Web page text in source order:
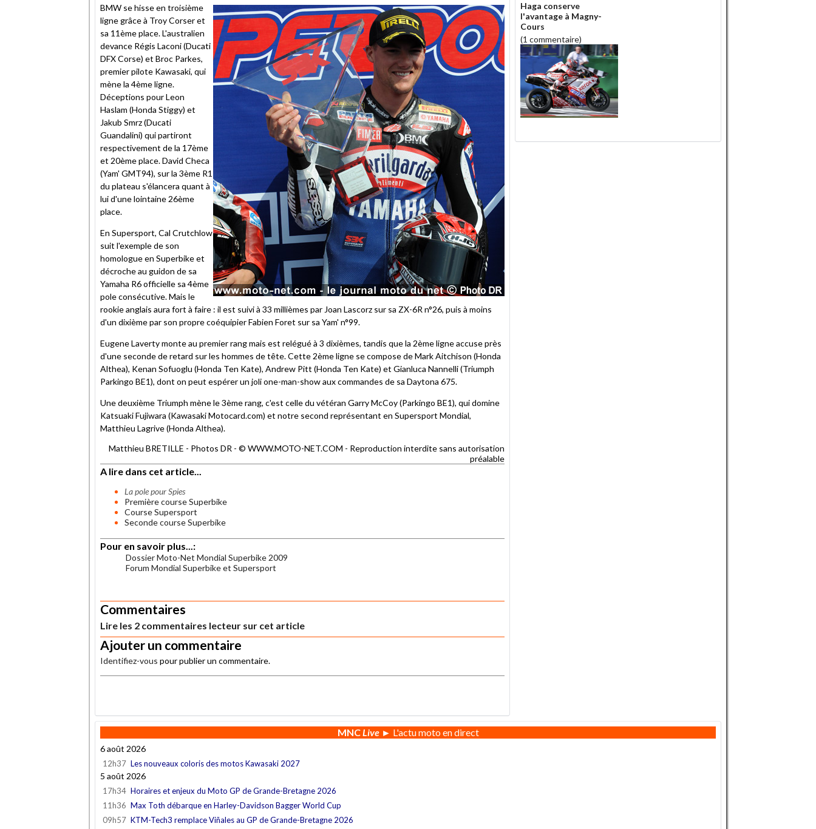
BMW se hisse en troisième
ligne grâce à Troy Corser et
sa 11ème place. L'australien
devance Régis Laconi (Ducati
DFX Corse) et Broc Parkes,
premier pilote Kawasaki, qui
mène la 4ème ligne.
Déceptions pour Leon
Haslam (Honda Stiggy) et
Jakub Smrz (Ducati
Guandalini) qui partiront
respectivement de la 17ème
et 20ème place. David Checa
(Yam' GMT94), sur la 3ème R1
du plateau s'élancera quant à
lui d'une lointaine 26ème
place.
En Supersport, Cal Crutchlow
suit l'exemple de son
homologue en Superbike et
décroche au guidon de sa
Yamaha R6 officielle sa 4ème
pole consécutive. Mais le
rookie anglais aura fort à faire : il est suivi à 33 millièmes par Joan Lascorz sur sa ZX-6R n°26, puis à moins
d'un dixième par son propre coéquipier Fabien Foret sur sa Yam' n°99.
Eugene Laverty monte au premier rang mais est relégué à 3 dixièmes, tandis que la 2ème ligne accuse près
d'une seconde de retard sur les hommes de tête. Cette 2ème ligne se compose de Mark Aitchison (Honda
Althea), Kenan Sofuoglu (Honda Ten Kate), Andrew Pitt (Honda Ten Kate) et Gianluca Nannelli (Triumph
Parkingo BE1), dont on peut espérer un joli one-man-show aux commandes de sa Daytona 675.
Une deuxième Triumph mène le 3ème rang, c'est celle du vétéran Garry McCoy (Parkingo BE1), qui domine
Katsuaki Fujiwara (Kawasaki Motocard.com) et notre second représentant en Supersport Mondial,
Matthieu Lagrive (Honda Althea).
Matthieu BRETILLE - Photos DR - © WWW.MOTO-NET.COM - Reproduction interdite sans autorisation
préalable
A lire dans cet article...
La pole pour Spies
Première course Superbike
Course Supersport
Seconde course Superbike
Pour en savoir plus...:
Dossier Moto-Net Mondial Superbike 2009
Forum Mondial Superbike et Supersport
Commentaires
Lire les 2 commentaires lecteur sur cet article
Ajouter un commentaire
Identifiez-vous pour publier un commentaire.
Haga conserve
l'avantage à Magny-
Cours
(1 commentaire)
MNCLive► L'actu moto en direct
6 août 2026
12h37 Les nouveaux coloris des motos Kawasaki 2027
5 août 2026
17h34 Horaires et enjeux du Moto GP de Grande-Bretagne 2026
11h36 Max Toth débarque en Harley-Davidson Bagger World Cup
09h57 KTM-Tech3 remplace Viñales au GP de Grande-Bretagne 2026